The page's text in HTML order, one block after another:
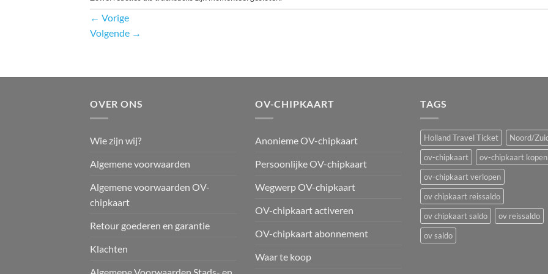
← Vorige
Volgende →
OVER ONS
Wie zijn wij?
Algemene voorwaarden
Algemene voorwaarden OV-
chipkaart
Retour goederen en garantie
Klachten
OV-CHIPKAART
Anonieme OV-chipkaart
Persoonlijke OV-chipkaart
Wegwerp OV-chipkaart
OV-chipkaart activeren
OV-chipkaart abonnement
Waar te koop
TAGS
Holland Travel Ticket
Noord/
ov-chipkaart
ov-chipkaart kopen
ov-chipkaart verlopen
ov chipkaart reissaldo
ov chipkaart saldo
ov reissaldo
ov saldo